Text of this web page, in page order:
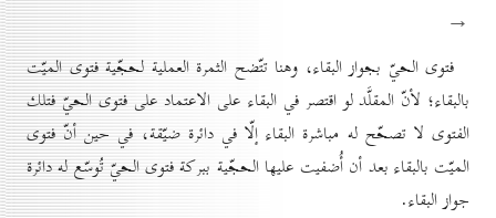
→
فتوى الحيّ بجواز البقاء، وهنا تتّضح الثمرة العملية لحجّية فتوى الميّت
بالبقاء؛ لأنّ المقلَّد لو اقتصر في البقاء على الاعتماد على فتوى الحيّ فتلك
الفتوى لا تصحّح له مباشرة البقاء إلّا في دائرة ضيّقة، في حين أنّ فتوى
الميّت بالبقاء بعد أن أُضفيت عليها الحجّية ببركة فتوى الحيّ تُوسّع له دائرة
جواز البقاء.